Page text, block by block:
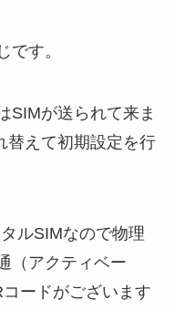
です。
SIMが送られて来ま
替えて初期設定を行
ルSIMなので物理
（アクティベー
ードがございます